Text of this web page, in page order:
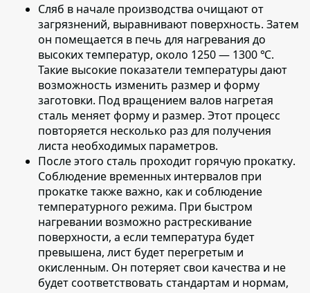
Сляб в начале производства очищают от
загрязнений, выравнивают поверхность. Затем
он помещается в печь для нагревания до
высоких температур, около 1250 — 1300 ℃.
Такие высокие показатели температуры дают
возможность изменить размер и форму
заготовки. Под вращением валов нагретая
сталь меняет форму и размер. Этот процесс
повторяется несколько раз для получения
листа необходимых параметров.
После этого сталь проходит горячую прокатку.
Соблюдение временных интервалов при
прокатке также важно, как и соблюдение
температурного режима. При быстром
нагревании возможно растрескивание
поверхности, а если температура будет
превышена, лист будет перегретым и
окисленным. Он потеряет свои качества и не
будет соответствовать стандартам и нормам,